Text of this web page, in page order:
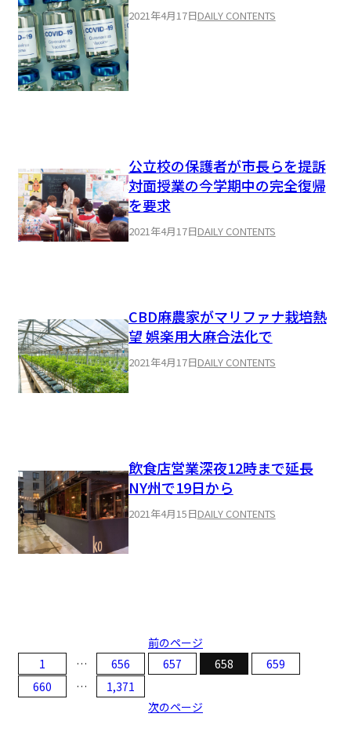
2021年4月17日DAILY CONTENTS
公立校の保護者が市長らを提訴
対面授業の今学期中の完全復帰
を要求
2021年4月17日DAILY CONTENTS
CBD麻農家がマリファナ栽培熱
望 娯楽用大麻合法化で
2021年4月17日DAILY CONTENTS
飲食店営業深夜12時まで延長
NY州で19日から
2021年4月15日DAILY CONTENTS
前のページ
1
… 656 657 658
659
660
…
1,371
次のページ